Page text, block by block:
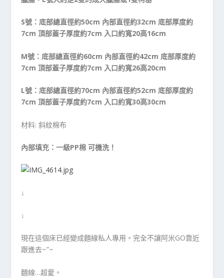
S號：底部總直徑約50cm 內部直徑約32cm 底部厚度約
7cm 頂部蓋子厚度約7cm 入口約寬20高16cm
M號：底部總直徑約60cm 內部直徑約42cm 底部厚度約
7cm 頂部蓋子厚度約7cm 入口約寬26高20cm
L號：底部總直徑約70cm 內部直徑約52cm 底部厚度約
7cm 頂部蓋子厚度約7cm 入口約寬30高30cm
材料: 斜紋棉布
內部填充：一級PP棉 可機洗！
↓
↓
現在這個床已經變成麵線私人專用。完全不讓阿米GO靠近
跟進去~”~
麵線…超愛。